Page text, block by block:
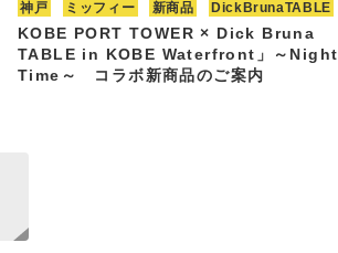
神戸
ミッフィー 新商品 DickBrunaTABLE
KOBE PORT TOWER × Dick Bruna
TABLE in KOBE Waterfront」～Night
Time～ コラボ新商品のご案内